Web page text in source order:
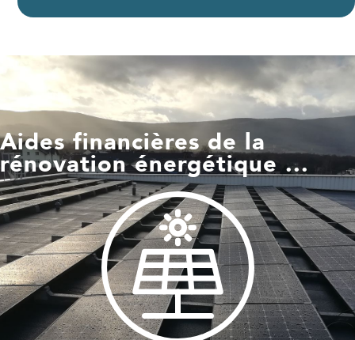
Aides financières de la
rénovation énergétique ...